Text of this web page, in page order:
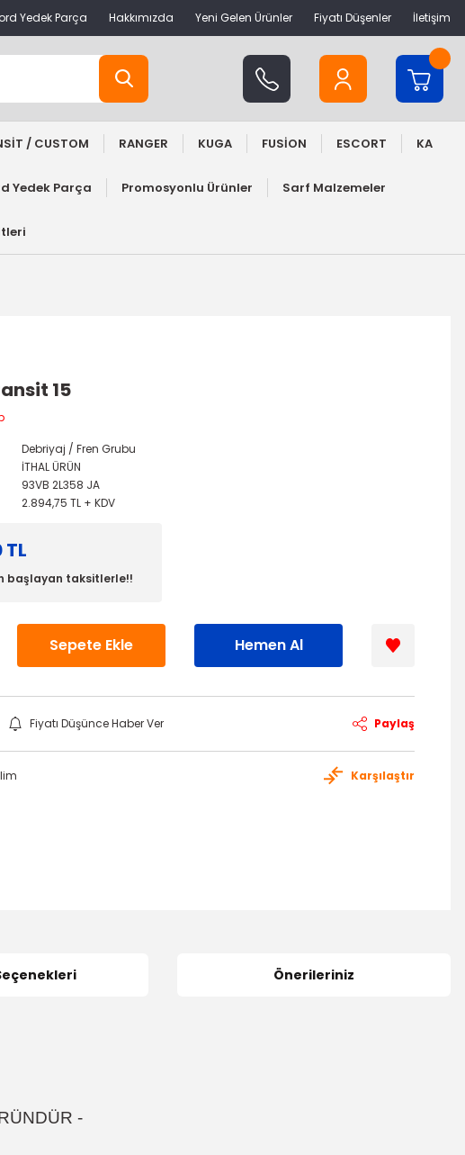
Yedek Parça Hakkımızda Yeni Gelen Ürünler Fiyatı Düşenler İletişim
/ CUSTOM RANGER KUGA FUSİON ESCORT KA
Yedek Parça Promosyonlu Ürünler Sarf Malzemeler
15
Debriyaj / Fren Grubu
İTHAL ÜRÜN
93VB 2L358 JA
2.894,75 TL + KDV
başlayan taksitlerle!!
Sepete Ekle Hemen Al
Fiyatı Düşünce Haber Ver Paylaş
Karşılaştır
Önerileriniz
-